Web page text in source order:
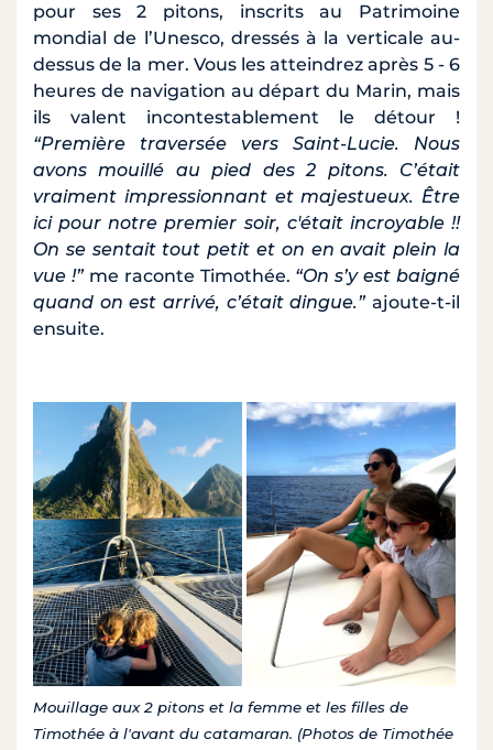
pour ses 2 pitons, inscrits au Patrimoine
mondial de l’Unesco, dressés à la verticale au-
dessus de la mer. Vous les atteindrez après 5 - 6
heures de navigation au départ du Marin, mais
ils valent incontestablement le détour !
“Première traversée vers Saint-Lucie. Nous
avons mouillé au pied des 2 pitons. C’était
vraiment impressionnant et majestueux. Être
ici pour notre premier soir, c'était incroyable !!
On se sentait tout petit et on en avait plein la
vue !”me raconte Timothée. “On s’y est baigné
quand on est arrivé, c’était dingue.”ajoute-t-il
ensuite.
Mouillage aux 2 pitons et la femme et les filles de
Timothée à l'avant du catamaran. (Photos de Timothée